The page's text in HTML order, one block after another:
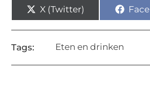
X (Twitter)
Tags: Eten en drinken